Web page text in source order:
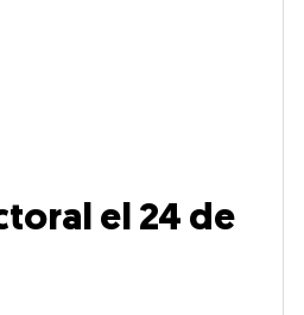
el 24 de